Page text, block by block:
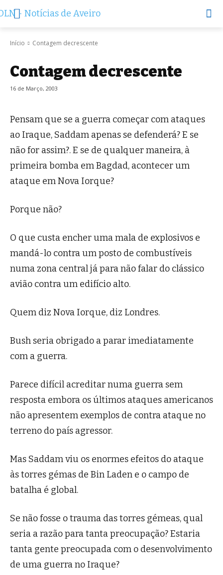
Início Contagem decrescente
Contagem decrescente
16 de Março, 2003
Pensam que se a guerra começar com ataques
ao Iraque, Saddam apenas se defenderá? E se
não for assim?. E se de qualquer maneira, à
primeira bomba em Bagdad, acontecer um
ataque em Nova Iorque?
Porque não?
O que custa encher uma mala de explosivos e
mandá-lo contra um posto de combustíveis
numa zona central já para não falar do clássico
avião contra um edifício alto.
Quem diz Nova Iorque, diz Londres.
Bush seria obrigado a parar imediatamente
com a guerra.
Parece difícil acreditar numa guerra sem
resposta embora os últimos ataques americanos
não apresentem exemplos de contra ataque no
terreno do país agressor.
Mas Saddam viu os enormes efeitos do ataque
às torres gémas de Bin Laden e o campo de
batalha é global.
Se não fosse o trauma das torres gémeas, qual
seria a razão para tanta preocupação? Estaria
tanta gente preocupada com o desenvolvimento
de uma guerra no Iraque?